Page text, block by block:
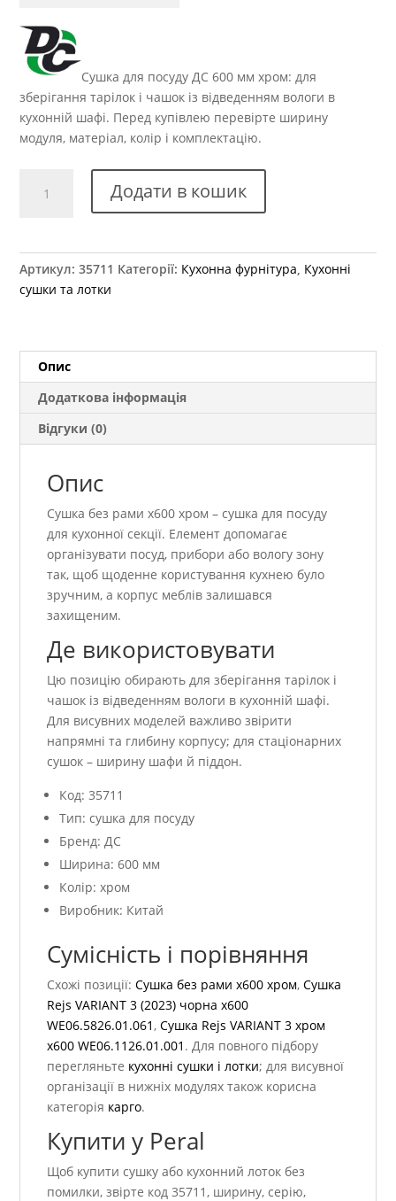
Сушка для посуду ДС 600 мм хром: для
зберігання тарілок і чашок із відведенням вологи в
кухонній шафі. Перед купівлею перевірте ширину
модуля, матеріал, колір і комплектацію.
кількість
Додати в кошик
Артикул:35711 Категорії: Кухонна фурнітура Кухонні
сушки та лотки
Опис
Додаткова інформація
Відгуки (0)
Опис
Сушка без рами х600 хром – сушка для посуду
для кухонної секції. Елемент допомагає
організувати посуд, прибори або вологу зону
так, щоб щоденне користування кухнею було
зручним, а корпус меблів залишався
захищеним.
Де використовувати
Цю позицію обирають для зберігання тарілок і
чашок із відведенням вологи в кухонній шафі.
Для висувних моделей важливо звірити
напрямні та глибину корпусу; для стаціонарних
сушок – ширину шафи й піддон.
Код: 35711
Тип: сушка для посуду
Бренд: ДС
Ширина: 600 мм
Колір: хром
Виробник: Китай
Сумісність і порівняння
Схожі позиції:Сушка без рами х600 хром,Сушка
Rejs VARIANT 3 (2023) чорна x600
WE06.5826.01.061 ,Сушка Rejs VARIANT 3 хром
x600 WE06.1126.01.001 . Для повного підбору
перегляньте кухонні сушки і лотки; для висувної
організації в нижніх модулях також корисна
категорія карго.
Купити у Peral
Щоб купити сушку або кухонний лоток без
помилки, звірте код 35711, ширину, серію,